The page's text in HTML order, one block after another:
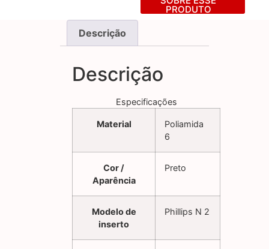
PRODUTO
Descrição
Descrição
Especificações
Material
Poliamida
6
Cor /
Aparência
Preto
Modelo de
inserto
Phillips N 2